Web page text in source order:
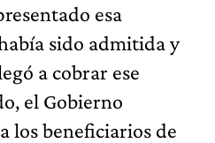
esa
sido admitida y
a cobrar ese
el Gobierno
los beneficiarios de